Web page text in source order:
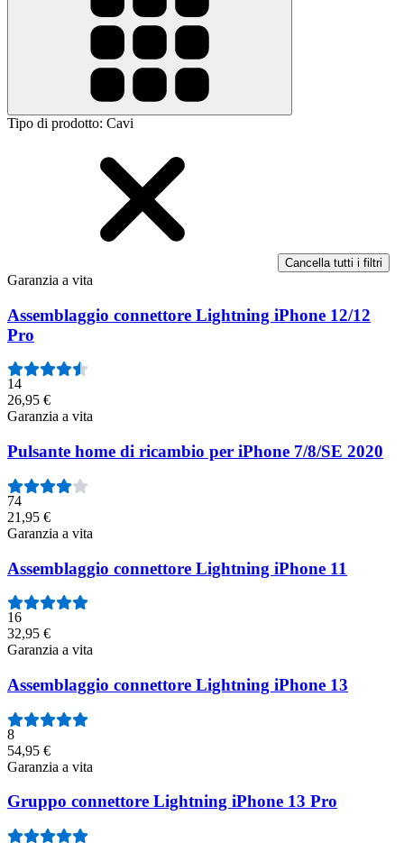
Tipo di prodotto: Cavi
Cancella tutti i filtri
Garanzia a vita
Assemblaggio connettore Lightning iPhone 12/12
Pro
14
26,95 €
Garanzia a vita
Pulsante home di ricambio per iPhone 7/8/SE 2020
74
21,95 €
Garanzia a vita
Assemblaggio connettore Lightning iPhone 11
16
32,95 €
Garanzia a vita
Assemblaggio connettore Lightning iPhone 13
8
54,95 €
Garanzia a vita
Gruppo connettore Lightning iPhone 13 Pro